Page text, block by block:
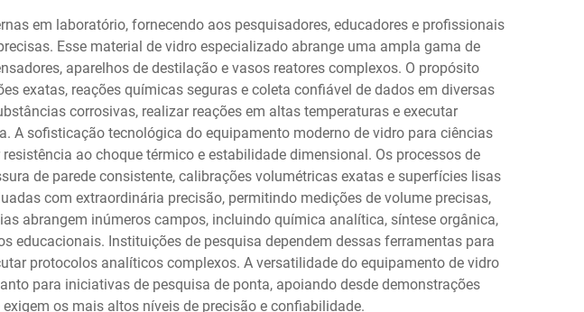
em laboratório, fornecendo aos pesquisadores, educadores e profissionais
Esse material de vidro especializado abrange uma ampla gama de
aparelhos de destilação e vasos reatores complexos. O propósito
exatas, reações químicas seguras e coleta confiável de dados em diversas
corrosivas, realizar reações em altas temperaturas e executar
A sofisticação tecnológica do equipamento moderno de vidro para ciências
ao choque térmico e estabilidade dimensional. Os processos de
de parede consistente, calibrações volumétricas exatas e superfícies lisas
com extraordinária precisão, permitindo medições de volume precisas,
abrangem inúmeros campos, incluindo química analítica, síntese orgânica,
Instituições de pesquisa dependem dessas ferramentas para
protocolos analíticos complexos. A versatilidade do equipamento de vidro
para iniciativas de pesquisa de ponta, apoiando desde demonstrações
os mais altos níveis de precisão e confiabilidade.